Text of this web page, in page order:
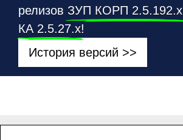
релизов ЗУП КОРП 2.5.192.х
КА 2.5.27.х!
История версий >>